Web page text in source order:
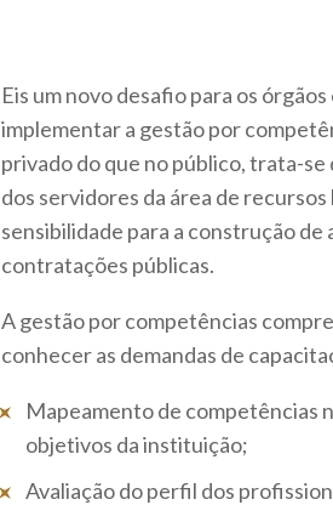
Eis um novo desafio para os
implementar a gestão por
privado do que no público, trata-
dos servidores da área de
sensibilidade para a construção de
contratações públicas.
A gestão por competências
conhecer as demandas de
Mapeamento de competências
objetivos da instituição;
Avaliação do perfil dos